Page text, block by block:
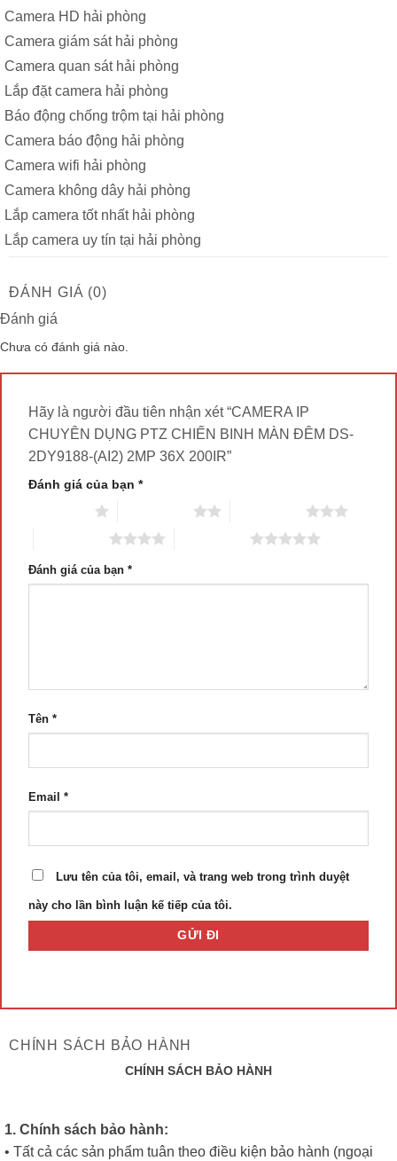
Camera HD hải phòng
Camera giám sát hải phòng
Camera quan sát hải phòng
Lắp đặt camera hải phòng
Báo động chống trộm tại hải phòng
Camera báo động hải phòng
Camera wifi hải phòng
Camera không dây hải phòng
Lắp camera tốt nhất hải phòng
Lắp camera uy tín tại hải phòng
ĐÁNH GIÁ (0)
Đánh giá
Chưa có đánh giá nào.
Hãy là người đầu tiên nhận xét “CAMERA IP
CHUYÊN DỤNG PTZ CHIẾN BINH MÀN ĐÊM DS-
2DY9188-(AI2) 2MP 36X 200IR”
Đánh giá của bạn *
Đánh giá của bạn *
Tên *
Email *
Lưu tên của tôi, email, và trang web trong trình duyệt
này cho lần bình luận kế tiếp của tôi.
CHÍNH SÁCH BẢO HÀNH
CHÍNH SÁCH BẢO HÀNH
1. Chính sách bảo hành:
• Tất cả các sản phẩm tuân theo điều kiện bảo hành (ngoại